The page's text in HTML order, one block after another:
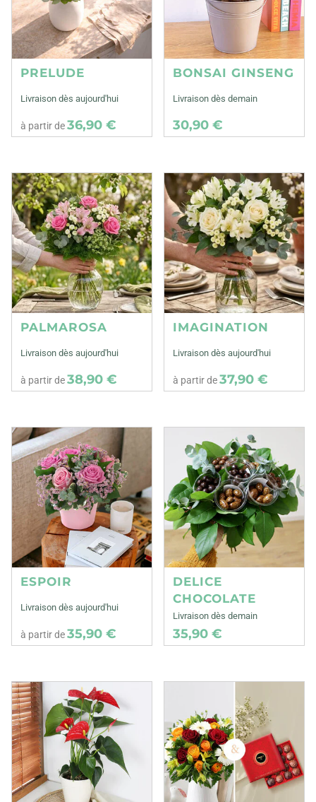
PRELUDE
Livraison dès aujourd'hui
à partir de36,90 €
BONSAI GINSENG
Livraison dès demain
30,90 €
PALMAROSA
Livraison dès aujourd'hui
à partir de38,90 €
IMAGINATION
Livraison dès aujourd'hui
à partir de37,90 €
ESPOIR
Livraison dès aujourd'hui
à partir de35,90 €
DELICE
CHOCOLATE
Livraison dès demain
35,90 €